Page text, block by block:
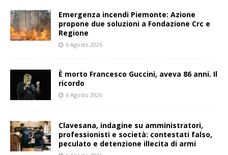
Emergenza incendi Piemonte: Azione
propone due soluzioni a Fondazione Crc e
Regione
6 Agosto 2026
È morto Francesco Guccini, aveva 86 anni. Il
ricordo
6 Agosto 2026
Clavesana, indagine su amministratori,
professionisti e società: contestati falso,
peculato e detenzione illecita di armi